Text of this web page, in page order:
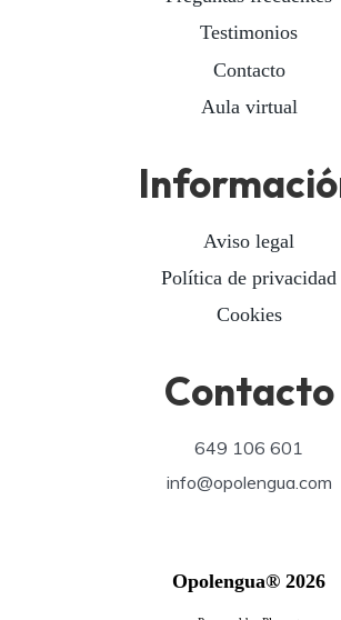
Testimonios
Contacto
Aula virtual
Aviso legal
Política de privacidad
Cookies
Contacto
649 106 601
info@opolengua.com
Opolengua® 2026